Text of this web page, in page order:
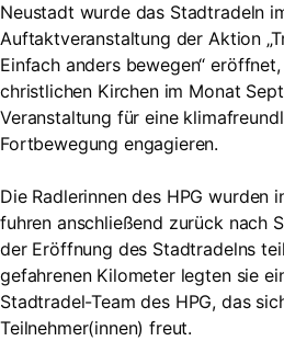
Neustadt wurde das Stadtradeln
Auftaktveranstaltung der Aktion
Einfach anders bewegen“
christlichen Kirchen im Monat
Veranstaltung für eine
Fortbewegung engagieren.
Die Radlerinnen des HPG wurden
fuhren anschließend zurück nach
der Eröffnung des Stadtradelns
gefahrenen Kilometer legten sie
Stadtradel-Team des HPG, das
Teilnehmer(innen) freut.